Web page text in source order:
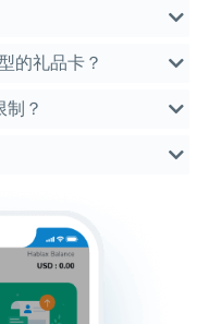
的礼品卡？
？